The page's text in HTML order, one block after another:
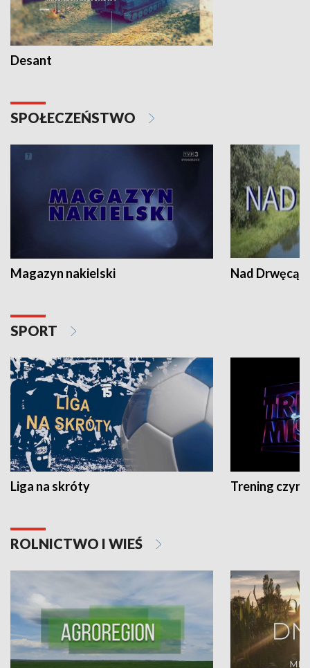
Desant
SPOŁECZEŃSTWO
Magazyn nakielski Nad Drwęcą
SPORT
Liga na skróty Trening czyni
ROLNICTWO I WIEŚ